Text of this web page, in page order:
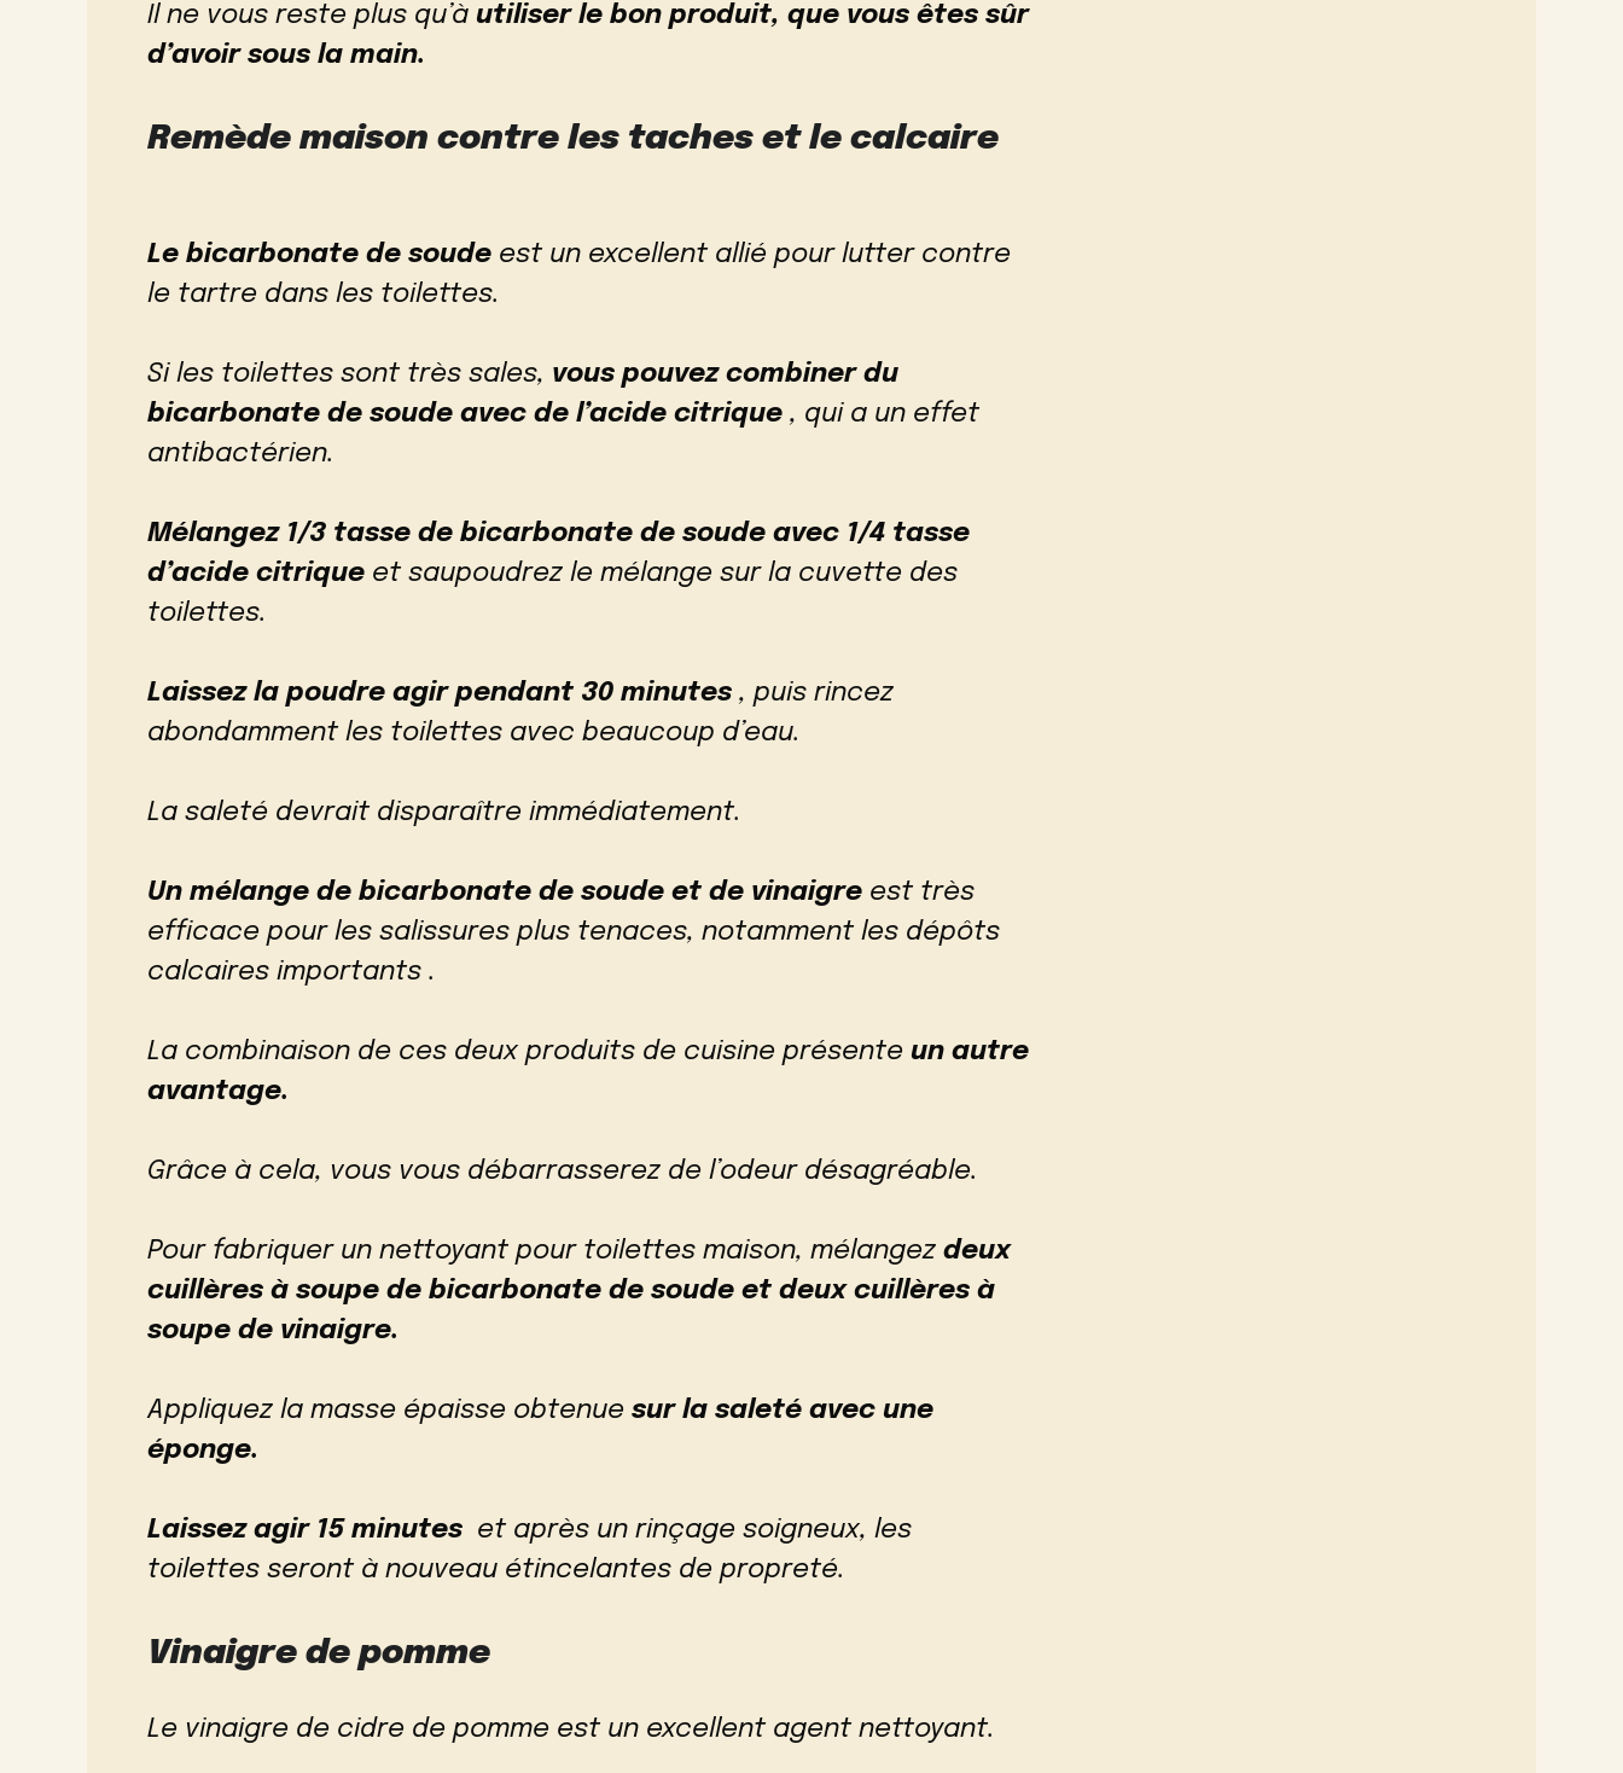
Il ne vous reste plus qu’à utiliser le bon produit, que vous êtes sûr
d’avoir sous la main.
Remède maison contre les taches et le calcaire
Le bicarbonate de soude est un excellent allié pour lutter contre
le tartre dans les toilettes.
Si les toilettes sont très sales, vous pouvez combiner du
bicarbonate de soude avec de l’acide citrique , qui a un effet
antibactérien.
Mélangez 1/3 tasse de bicarbonate de soude avec 1/4 tasse
d’acide citrique et saupoudrez le mélange sur la cuvette des
toilettes.
Laissez la poudre agir pendant 30 minutes , puis rincez
abondamment les toilettes avec beaucoup d’eau.
La saleté devrait disparaître immédiatement.
Un mélange de bicarbonate de soude et de vinaigre est très
efficace pour les salissures plus tenaces, notamment les dépôts
calcaires importants .
La combinaison de ces deux produits de cuisine présente un autre
avantage.
Grâce à cela, vous vous débarrasserez de l’odeur désagréable.
Pour fabriquer un nettoyant pour toilettes maison, mélangez deux
cuillères à soupe de bicarbonate de soude et deux cuillères à
soupe de vinaigre.
Appliquez la masse épaisse obtenue sur la saleté avec une
éponge.
Laissez agir 15 minutes et après un rinçage soigneux, les
toilettes seront à nouveau étincelantes de propreté.
Vinaigre de pomme
Le vinaigre de cidre de pomme est un excellent agent nettoyant.